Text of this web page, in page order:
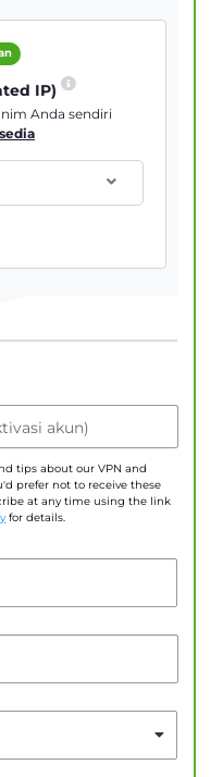
IP)
Anda sendiri
akun)
tips about our VPN and
prefer not to receive these
at any time using the link
for details.